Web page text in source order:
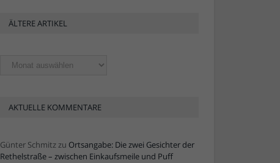
ÄLTERE ARTIKEL
Ältere
AKTUELLE KOMMENTARE
Günter Schmitzzu Ortsangabe: Die zwei Gesichter der
Rethelstraße – zwischen Einkaufsmeile und Puff